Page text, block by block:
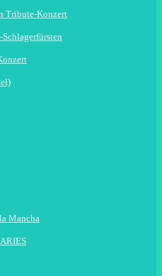
Tribute-Konzert
Mancha